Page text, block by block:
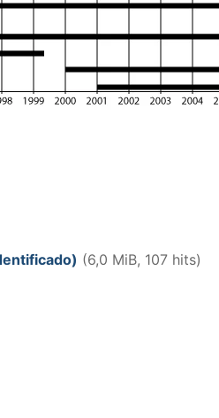
(6,0 MiB, 107 hits)